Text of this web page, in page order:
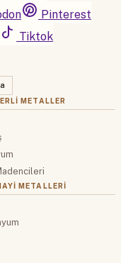
Pinterest
Tiktok
METALLER
METALLERI